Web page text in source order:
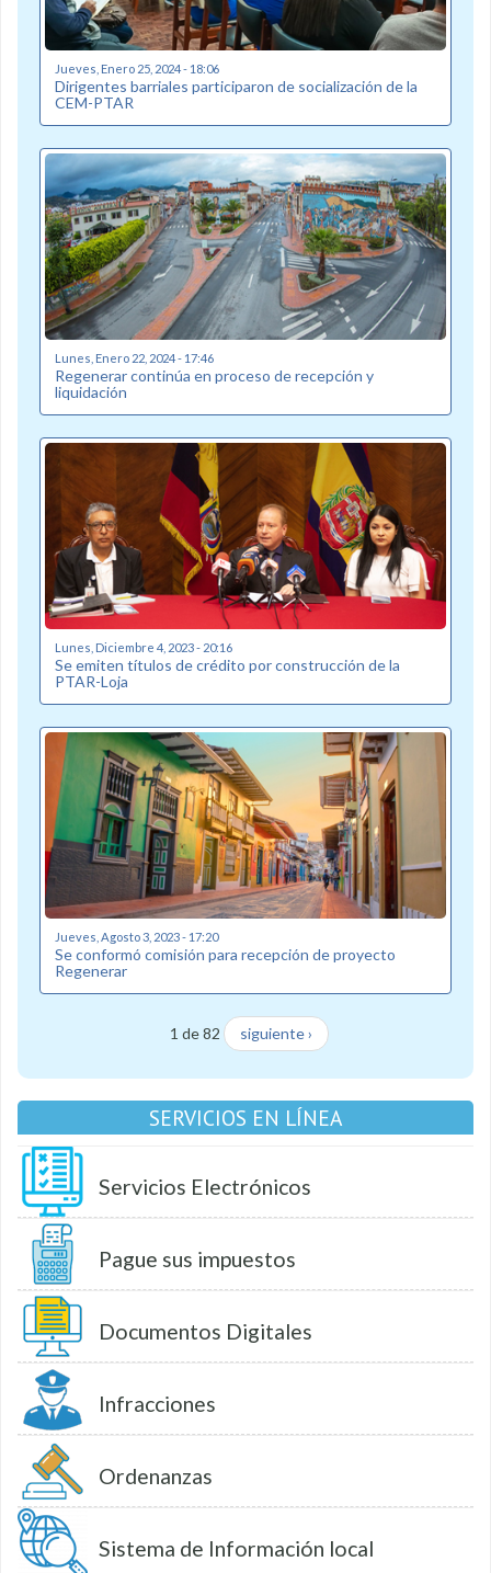
Jueves, Enero 25, 2024 - 18:06
Dirigentes barriales participaron de socialización de la
CEM-PTAR
Lunes, Enero 22, 2024 - 17:46
Regenerar continúa en proceso de recepción y
liquidación
Lunes, Diciembre 4, 2023 - 20:16
Se emiten títulos de crédito por construcción de la
PTAR-Loja
Jueves, Agosto 3, 2023 - 17:20
Se conformó comisión para recepción de proyecto
Regenerar
1 de 82 siguiente ›
SERVICIOS EN LÍNEA
Servicios Electrónicos
Pague sus impuestos
Documentos Digitales
Infracciones
Ordenanzas
Sistema de Información local